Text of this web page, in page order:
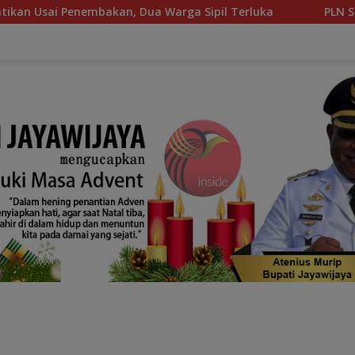
Dua Warga Sipil Terluka PLN Salurkan Bantuan